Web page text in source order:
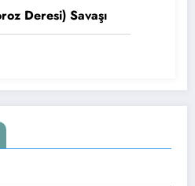
Deresi) Savaşı